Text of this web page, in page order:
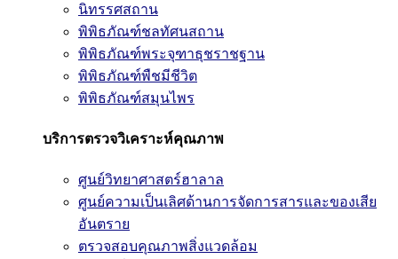
นิทรรศสถาน
พิพิธภัณฑ์ชลทัศนสถาน
พิพิธภัณฑ์พระจุฑาธุชราชฐาน
พิพิธภัณฑ์พืชมีชีวิต
พิพิธภัณฑ์สมุนไพร
บริการตรวจวิเคราะห์คุณภาพ
ศูนย์วิทยาศาสตร์ฮาลาล
ศูนย์ความเป็นเลิศด้านการจัดการสารและของเสีย
อันตราย
ตรวจสอบคุณภาพสิ่งแวดล้อม